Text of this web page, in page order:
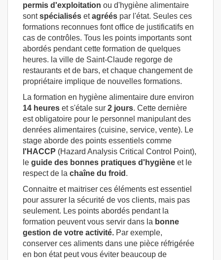
permis d'exploitation ou d'hygiène alimentaire
sontspécialisés etagréés par l'état. Seules ces
formations reconnues font office de justificatifs en
cas de contrôles. Tous les points importants sont
abordés pendant cette formation de quelques
heures. la ville de Saint-Claude regorge de
restaurants et de bars, et chaque changement de
propriétaire implique de nouvelles formations.
La formation en hygiène alimentaire dure environ
14 heures et s'étale sur 2 jours. Cette dernière
est obligatoire pour le personnel manipulant des
denrées alimentaires (cuisine, service, vente). Le
stage aborde des points essentiels comme
l'HACCP (Hazard Analysis Critical Control Point),
le guide des bonnes pratiques d'hygiène et le
respect de la chaîne du froid .
Connaitre et maitriser ces éléments est essentiel
pour assurer la sécurité de vos clients, mais pas
seulement. Les points abordés pendant la
formation peuvent vous servir dans la bonne
gestion de votre activité. Par exemple,
conserver ces aliments dans une pièce réfrigérée
en bon état peut vous éviter beaucoup de